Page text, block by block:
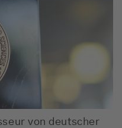
von deutscher